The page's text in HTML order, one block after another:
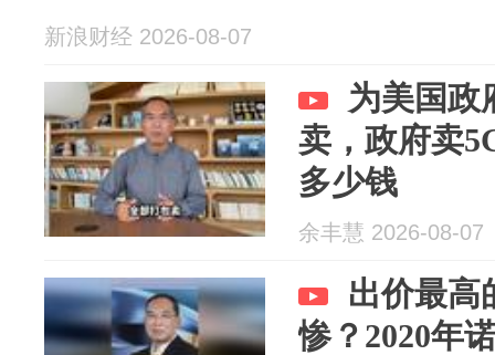
新浪财经 2026-08-07
为美国政
卖，政府卖
多少钱
余丰慧 2026-08-07
出价最高
惨？2020年